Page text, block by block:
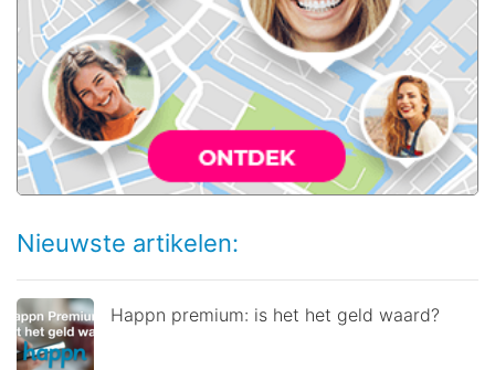
Nieuwste artikelen:
Happn premium: is het het geld waard?